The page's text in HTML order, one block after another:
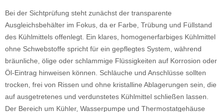
Bei der Sichtprüfung steht zunächst der transparente
Ausgleichsbehälter im Fokus, da er Farbe, Trübung und Füllstand
des Kühlmittels offenlegt. Ein klares, homogenerfarbiges Kühlmittel
ohne Schwebstoffe spricht für ein gepflegtes System, während
bräunliche, ölige oder schlammige Flüssigkeiten auf Korrosion oder
Öl-Eintrag hinweisen können. Schläuche und Anschlüsse sollten
trocken, frei von Rissen und ohne kristalline Ablagerungen sein, die
auf ausgetretenes und verdunstetes Kühlmittel schließen lassen.
Der Bereich um Kühler, Wasserpumpe und Thermostatgehäuse